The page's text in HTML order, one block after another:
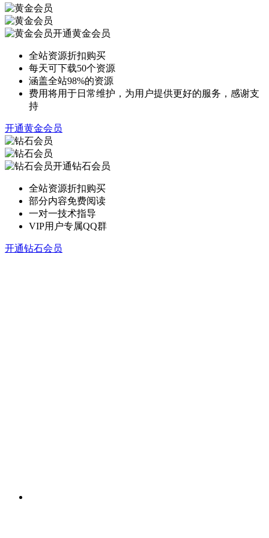
开通黄金会员
全站资源折扣购买
每天可下载50个资源
涵盖全站98%的资源
费用将用于日常维护，为用户提供更好的服务，感谢支
持
开通黄金会员
开通钻石会员
全站资源折扣购买
部分内容免费阅读
一对一技术指导
VIP用户专属QQ群
开通钻石会员